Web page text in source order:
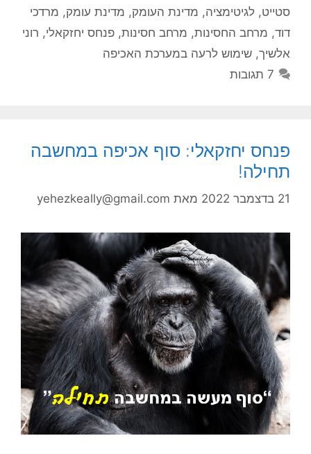
סטייט, לגיטימציה, מדינת העומק, מדינת עומק, מרדכי
דוד, מרחב החסינות, מרחב חסינות, פנחס יחזקאלי, רוני
אלשיך, שימוש לרעה במערכת האכיפה
7 תגובות
פנחס יחזקאלי: סוף אכיפה במחשבה
תחילה!
21 בדצמבר 2022 מאת yehezkeally@gmail.com